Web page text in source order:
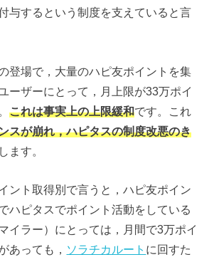
与するという制度を支えていると言
登場で，大量のハピ友ポイントを集
ーザーにとって，月上限が33万ポイ
これは事実上の上限緩和です。これ
スが崩れ，ハピタスの制度改悪のき
ます。
ント取得別で言うと，ハピ友ポイン
ハピタスでポイント活動をしている
イラー）にとっては，月間で3万ポイ
あっても， ソラチカルート に回すた